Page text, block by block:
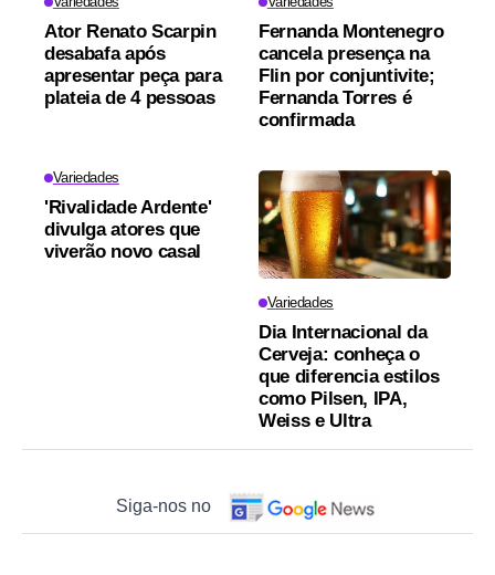
Ator Renato Scarpin
desabafa após
apresentar peça para
plateia de 4 pessoas
Fernanda Montenegro
cancela presença na
Flin por conjuntivite;
Fernanda Torres é
confirmada
Variedades
'Rivalidade Ardente'
divulga atores que
viverão novo casal
Variedades
Dia Internacional da
Cerveja: conheça o
que diferencia estilos
como Pilsen, IPA,
Weiss e Ultra
Siga-nos no